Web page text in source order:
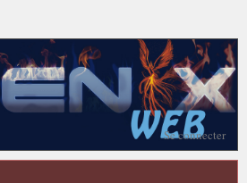
Se connecter